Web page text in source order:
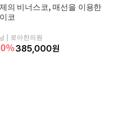
의 비너스코, 매선을 이용한
코
| 로아한의원
385,000원